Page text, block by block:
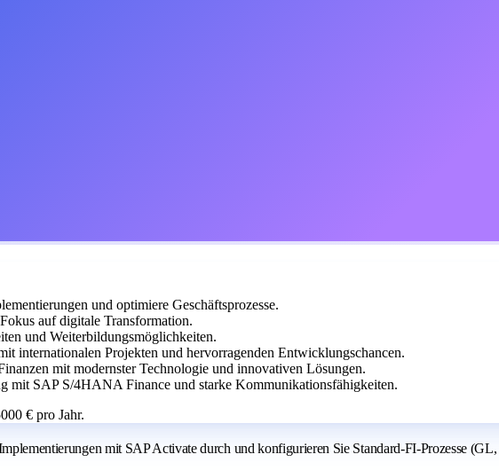
und optimiere Geschäftsprozesse.
auf digitale Transformation.
und Weiterbildungsmöglichkeiten.
internationalen Projekten und hervorragenden Entwicklungschancen.
mit modernster Technologie und innovativen Lösungen.
mit SAP S/4HANA Finance und starke Kommunikationsfähigkeiten.
€ pro Jahr.
mit SAP Activate durch und konfigurieren Sie Standard-FI-Prozesse